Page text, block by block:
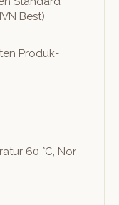
Best)
Pro­duk­
60 °C, Nor­